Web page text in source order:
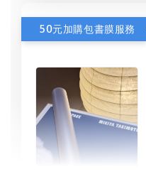
50元加購包書膜服務